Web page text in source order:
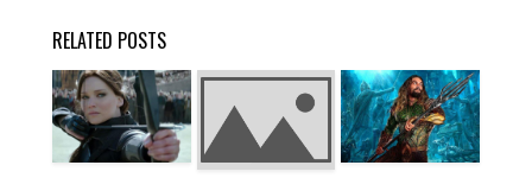
RELATED POSTS